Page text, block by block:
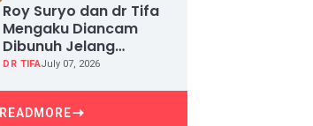
Roy Suryo dan dr Tifa
Mengaku Diancam
Dibunuh Jelang
Sidang, Klaim Ada
DR TIFAJuly 07, 2026
READMORE